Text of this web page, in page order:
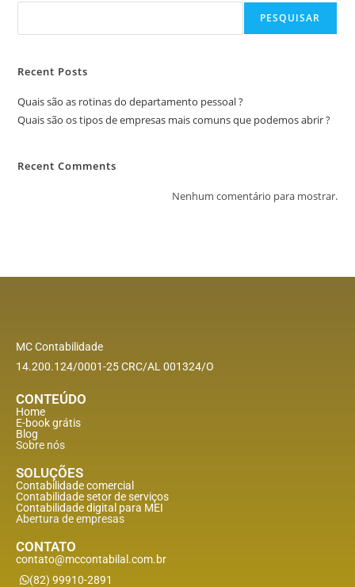
PESQUISAR
Recent Posts
Quais são as rotinas do departamento pessoal ?
Quais são os tipos de empresas mais comuns que podemos abrir ?
Recent Comments
Nenhum comentário para mostrar.
MC Contabilidade
14.200.124/0001-25 CRC/AL 001324/O
CONTEÚDO
Home
E-book grátis
Blog
Sobre nós
SOLUÇÕES
Contabilidade comercial
Contabilidade setor deserviços
Contabilidade digital para MEI
Abertura de empresas
CONTATO
contato@mccontabilal.com.br
(82) 99910-2891